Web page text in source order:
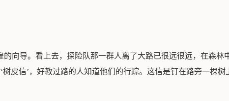
向导。看上去，探险队那一群人离了大路已很远很远，在森林
皮信’，好教过路的人知道他们的行踪。这信是钉在路旁一棵树